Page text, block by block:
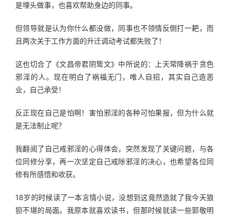
是埋头做事，也喜欢帮助身边的同事。
但领导就是认为你什么都没做，同事也不领情反倒打一耙，而
且两次关于工作方面的升迁调动考试都失败了！
这也切合了《文昌帝君阴鸷文》中所说的：上天常降祸于贪色
邪淫的人。现在明白了祸福无门，唯人自招，其实自己造恶
业，自己承受！
反正现在自己是怕啊！害怕邪淫的各种可怕果报，但为什么就
是无法制止呢？
我翻阅了自己戒邪淫的心得体会，突然发现了关键问题，与各
位同修分享，再一次坚定自己戒除邪淫的决心，也希望各位同
修有所感悟和收获。
18岁的时候读了一本言情小说，没想到这竟然造就了我今天狼
狈不堪的局面。我原本就喜欢读书，但那时候就读一些郭敬明